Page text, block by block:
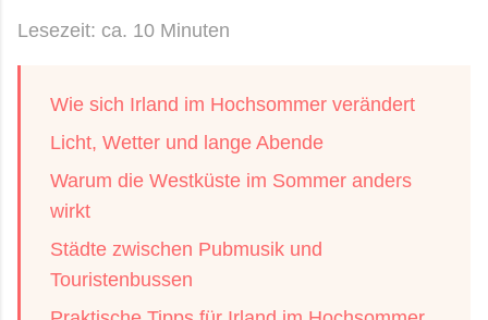
Lesezeit: ca. 10 Minuten
Wie sich Irland im Hochsommer verändert
Licht, Wetter und lange Abende
Warum die Westküste im Sommer anders
wirkt
Städte zwischen Pubmusik und
Touristenbussen